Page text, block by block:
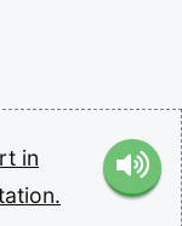
in